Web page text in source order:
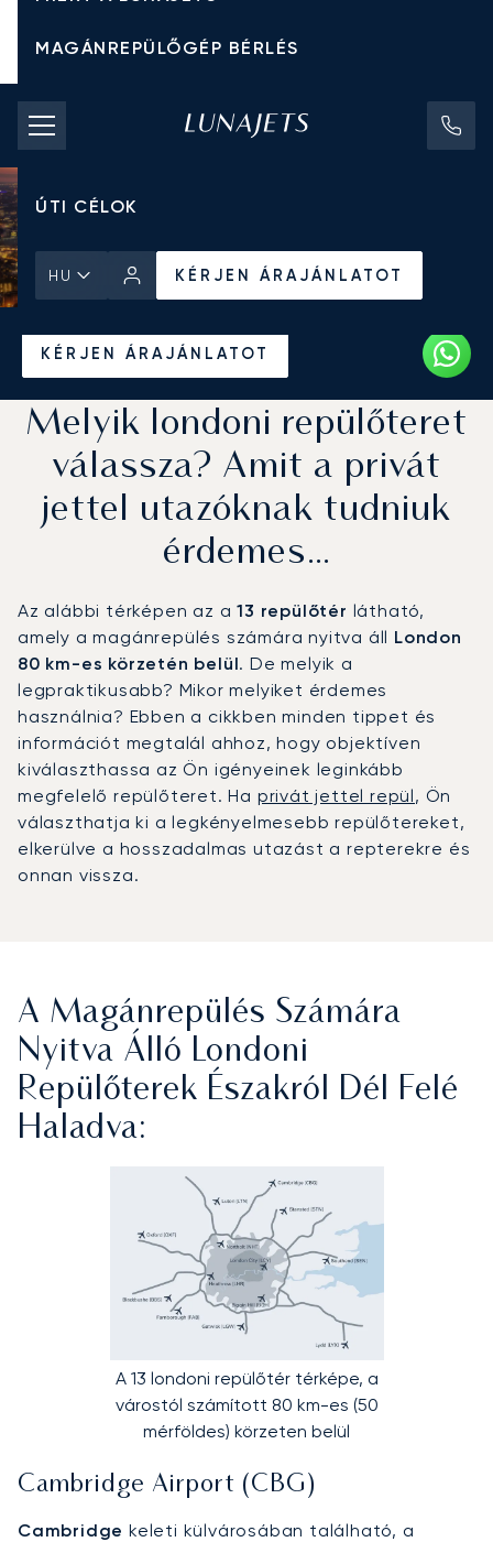
MAGÁNREPÜLŐGÉP BÉRLÉS
CHARTER ÁRAK
MAGÁNREPÜLŐGÉPEK
ÚTI CÉLOK
HU KÉRJEN ÁRAJÁNLATOT
KÉRJEN ÁRAJÁNLATOT
Kezdőlap Hírek és Betekintés
Melyik londoni repülőteret
válassza? Amit a privát
jettel utazóknak tudniuk
érdemes…
Az alábbi térképen az a13 repülőtér látható,
amely a magánrepülés számára nyitva áll London
80 km-es körzetén belül. De melyik a
legpraktikusabb? Mikor melyiket érdemes
használnia? Ebben a cikkben minden tippet és
információt megtalál ahhoz, hogy objektíven
kiválaszthassa az Ön igényeinek leginkább
megfelelő repülőteret. Ha privát jettel repül, Ön
választhatja ki a legkényelmesebb repülőtereket,
elkerülve a hosszadalmas utazást a repterekre és
onnan vissza.
A Magánrepülés Számára
Nyitva Álló Londoni
Repülőterek Északról Dél Felé
Haladva:
A 13 londoni repülőtér térképe, a
várostól számított 80 km-es (50
mérföldes) körzeten belül
Cambridge Airport (CBG)
Cambridge keleti külvárosában található, a